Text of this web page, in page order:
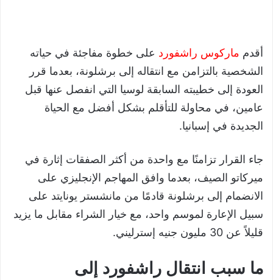
أقدم ماركوس راشفورد على خطوة مفاجئة في حياته
الشخصية بالتزامن مع انتقاله إلى برشلونة، بعدما قرر
العودة إلى خطيبته السابقة لوسيا التي انفصل عنها قبل
عامين، في محاولة للتأقلم بشكل أفضل مع الحياة
الجديدة في إسبانيا.
جاء القرار تزامنًا مع واحدة من أكثر الصفقات إثارة في
ميركاتو الصيف، بعدما وافق المهاجم الإنجليزي على
الانضمام إلى برشلونة قادمًا من مانشستر يونايتد على
سبيل الإعارة لموسم واحد، مع خيار الشراء مقابل ما يزيد
قليلاً عن 30 مليون جنيه إسترليني.
ما سبب انتقال راشفورد إلى